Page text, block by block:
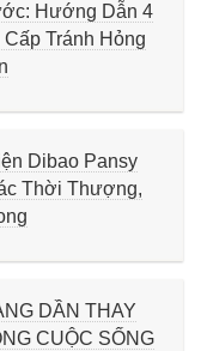
Hướng Dẫn 4
Tránh Hỏng
Dibao Pansy
Thời Thượng,
DẦN THAY
CUỘC SỐNG